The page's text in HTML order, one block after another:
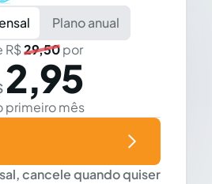
Plano anual
R$29,50por
2,95
primeiro mês
cancele quando quiser